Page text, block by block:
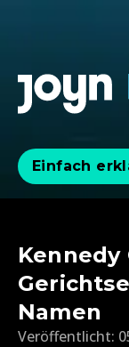
Einfach
Namen
Veröffentlicht: